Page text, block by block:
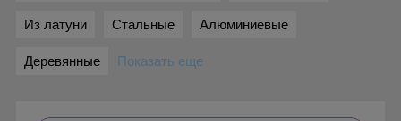
Из латуни Стальные Алюминиевые
Деревянные Показать еще